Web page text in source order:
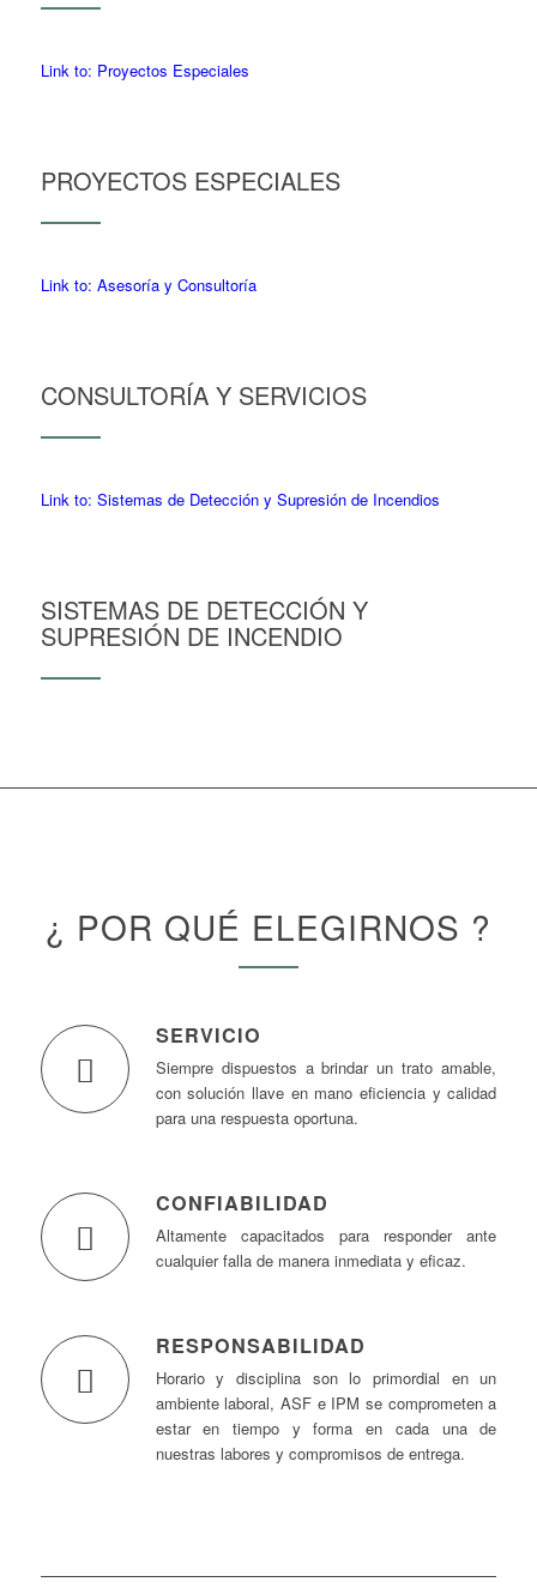
Link to: Proyectos Especiales
PROYECTOS ESPECIALES
Link to: Asesoría y Consultoría
CONSULTORÍA Y SERVICIOS
Link to: Sistemas de Detección y Supresión de Incendios
SISTEMAS DE DETECCIÓN Y
SUPRESIÓN DE INCENDIO
¿ POR QUÉ ELEGIRNOS ?
SERVICIO
Siempre dispuestos a brindar un trato amable,
con solución llave en mano eficiencia y calidad
para una respuesta oportuna.
CONFIABILIDAD
Altamente capacitados para responder ante
cualquier falla de manera inmediata y eficaz.
RESPONSABILIDAD
Horario y disciplina son lo primordial en un
ambiente laboral, ASF e IPM se comprometen a
estar en tiempo y forma en cada una de
nuestras labores y compromisos de entrega.